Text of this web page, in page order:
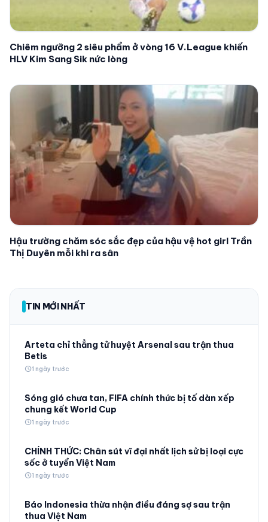
Chiêm ngưỡng 2 siêu phẩm ở vòng 16 V.League khiến
HLV Kim Sang Sik nức lòng
Hậu trường chăm sóc sắc đẹp của hậu vệ hot girl Trần
Thị Duyên mỗi khi ra sân
TIN MỚI NHẤT
Arteta chỉ thẳng tử huyệt Arsenal sau trận thua
Betis
schedule1 ngày trước
Sóng gió chưa tan, FIFA chính thức bị tố dàn xếp
chung kết World Cup
schedule1 ngày trước
CHÍNH THỨC: Chân sút vĩ đại nhất lịch sử bị loại cực
sốc ở tuyển Việt Nam
schedule1 ngày trước
Báo Indonesia thừa nhận điều đáng sợ sau trận
thua Việt Nam